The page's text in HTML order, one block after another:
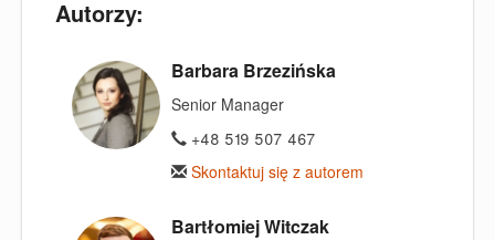
Autorzy:
Barbara Brzezińska
Senior Manager
+48 519 507 467
Skontaktuj się z autorem
Bartłomiej Witczak